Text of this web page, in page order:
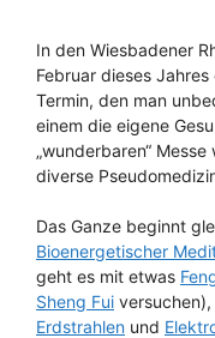
In den Wiesbadener
Februar dieses Jahres
Termin, den man
einem die eigene
„wunderbaren“
diverse
Das Ganze beginnt
Bioenergetischer
geht es mit etwas
Sheng Fui
Erdstrahlen und